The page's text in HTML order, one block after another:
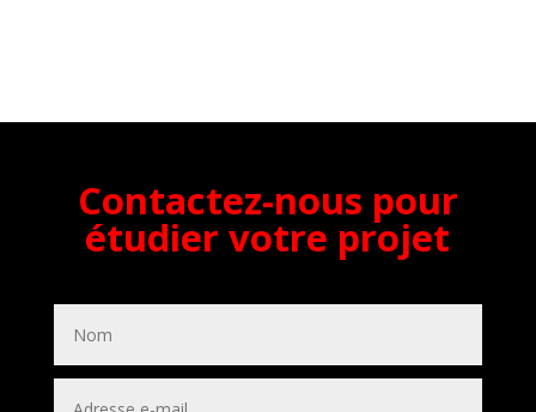
Contactez-nous pour
étudier votre projet